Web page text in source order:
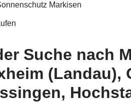
Markisen
Suche nach